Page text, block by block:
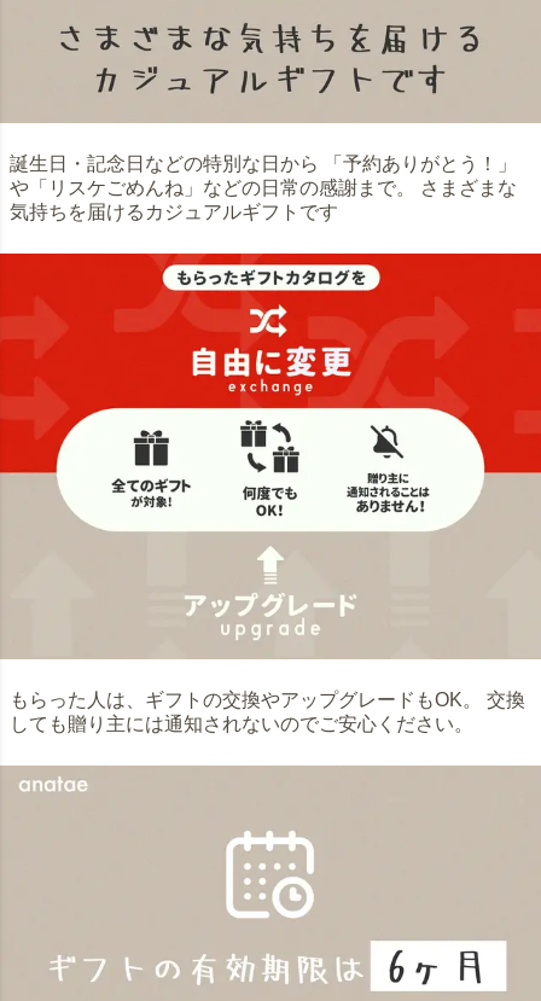
誕生日・記念日などの特別な日から 「予約ありがとう！」
や「リスケごめんね」などの日常の感謝まで。 さまざまな
気持ちを届けるカジュアルギフトです
もらった人は、ギフトの交換やアップグレードもOK。 交換
しても贈り主には通知されないのでご安心ください。